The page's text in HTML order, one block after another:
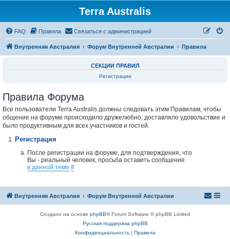
Terra Australis
FAQ Правила Связаться с администрацией
Внутренняя Австралия Форум Внутренней Австралии Правила
СЕКЦИИ ПРАВИЛ
Регистрация
Правила Форума
Все пользователи Terra Australis должны следовать этим Правилам, чтобы
общение на форуме происходило дружелюбно, доставляло удовольствие и
было продуктивным для всех участников и гостей.
Регистрация
После регистрации на форуме, для подтверждения, что
Вы - реальный человек, просьба оставить сообщение
в данной теме #
Внутренняя Австралия Форум Внутренней Австралии
Создано на основе phpBB® Forum Software © phpBB Limited
Русская поддержка phpBB
Конфиденциальность| Правила